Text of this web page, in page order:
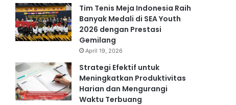
Tim Tenis Meja Indonesia Raih
Banyak Medali di SEA Youth
2026 dengan Prestasi
Gemilang
April 19, 2026
Strategi Efektif untuk
Meningkatkan Produktivitas
Harian dan Mengurangi
Waktu Terbuang